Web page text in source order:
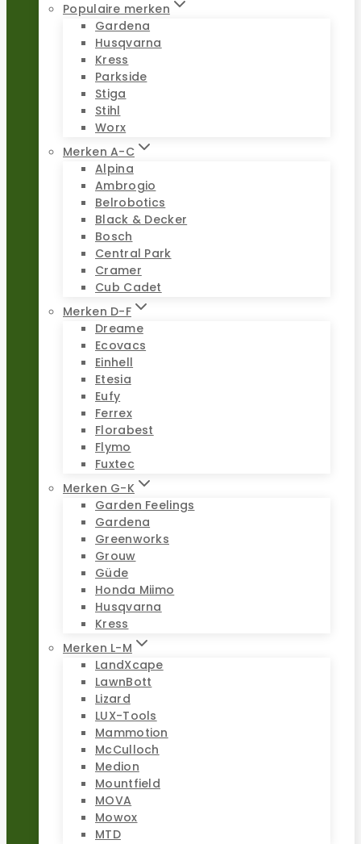
Populaire merken
Gardena
Husqvarna
Kress
Parkside
Stiga
Stihl
Worx
Merken A-C
Alpina
Ambrogio
Belrobotics
Black & Decker
Bosch
Central Park
Cramer
Cub Cadet
Merken D-F
Dreame
Ecovacs
Einhell
Etesia
Eufy
Ferrex
Florabest
Flymo
Fuxtec
Merken G-K
Garden Feelings
Gardena
Greenworks
Grouw
Güde
Honda Miimo
Husqvarna
Kress
Merken L-M
LandXcape
LawnBott
Lizard
LUX-Tools
Mammotion
McCulloch
Medion
Mountfield
MOVA
Mowox
MTD